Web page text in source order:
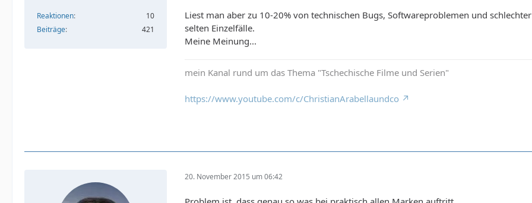
Reaktionen
10
Beiträge
421
Liest man aber zu 10-20% von technischen Bugs, Softwareproblemen und
selten Einzelfälle.
Meine Meinung...
mein Kanal rund um das Thema "Tschechische Filme und Serien"
https://www.youtube.com/c/ChristianArabellaundco
20. November 2015 um 06:42